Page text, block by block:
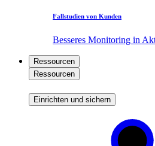
Fallstudien von Kunden
Besseres Monitoring in
Ressourcen
Ressourcen
Einrichten und sichern